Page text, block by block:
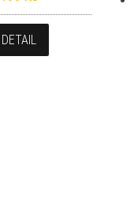
DETAIL